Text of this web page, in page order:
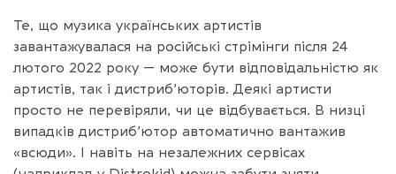
Те, що музика українських артистів
завантажувалася на російські стрімінги після 24
лютого 2022 року — може бути відповідальністю як
артистів, так і дистриб’юторів. Деякі артисти
просто не перевіряли, чи це відбувається. В низці
випадків дистриб’ютор автоматично вантажив
«всюди». І навіть на незалежних сервісах